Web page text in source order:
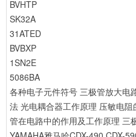
BVHTP
SK32A
31ATED
BVBXP
1SN2E
5086BA
各种电子元件符号 三极管放大电
法 光电耦合器工作原理 压敏电阻
管在电路中的作用及工作原理 三